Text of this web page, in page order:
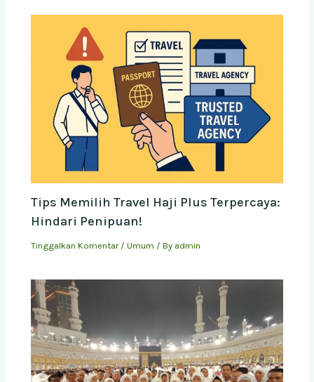
Tips Memilih Travel Haji Plus Terpercaya:
Hindari Penipuan!
Tinggalkan Komentar /Umum / By admin